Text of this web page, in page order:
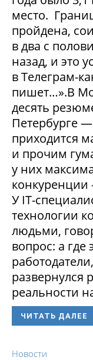
место.
пройдена,
в два с
назад, и это
в Телеграм-
пишет…».В
десять
Петербурге
приходится
и прочим
у них
У IT-
технологии
людьми,
вопрос: а где
развернулся
реальности
ЧИТАТЬ ДАЛЕЕ
Новости